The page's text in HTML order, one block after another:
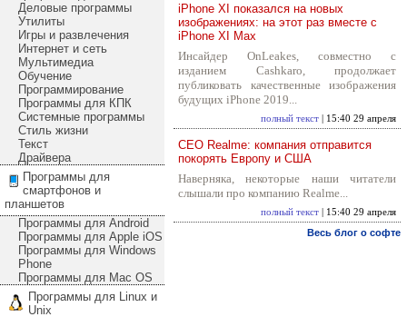
Деловые программы
Утилиты
Игры и развлечения
Интернет и сеть
Мультимедиа
Обучение
Программирование
Программы для КПК
Системные программы
Стиль жизни
Текст
Драйвера
Программы для
смартфонов и
планшетов
Программы для Android
Программы для Apple iOS
Программы для Windows
Phone
Программы для Mac OS
Программы для Linux и
Unix
iPhone XI показался на новых
изображениях: на этот раз вместе с
iPhone XI Max
Инсайдер OnLeakes, совместно с
изданием Cashkaro, продолжает
публиковать качественные изображения
будущих iPhone 2019...
полный текст | 15:40 29 апреля
CEO Realme: компания отправится
покорять Европу и США
Наверняка, некоторые наши читатели
слышали про компанию Realme...
полный текст | 15:40 29 апреля
Весь блог о софте